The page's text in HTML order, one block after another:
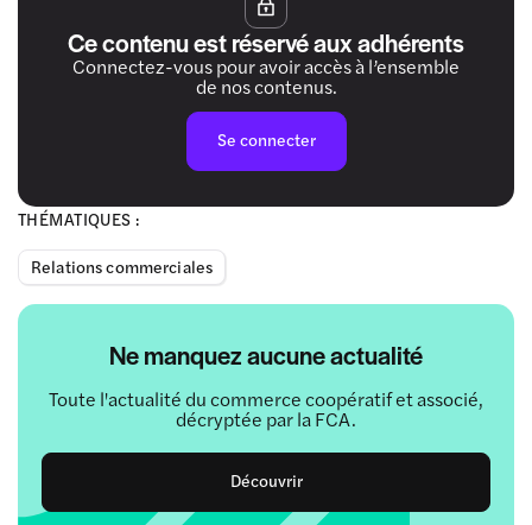
THÉMATIQUES :
Relations commerciales
Ne manquez aucune actualité
Toute l'actualité du commerce coopératif et associé,
décryptée par la FCA.
Découvrir
Ce contenu est réservé aux adhérents
Connectez-vous pour avoir accès à l’ensemble
de nos contenus.
Se connecter